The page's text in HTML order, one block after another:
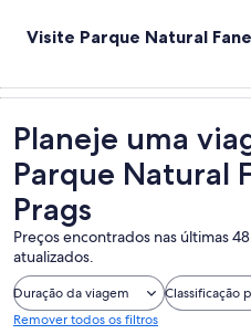
Visite Parque Natural
Planeje uma
Parque Natural
Prags
Preços encontrados nas últimas
atualizados.
Duração da viagem Classificação
Remover todos os filtros